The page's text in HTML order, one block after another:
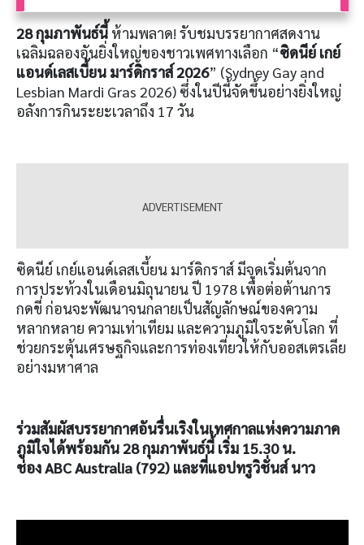
28 กุมภาพันธ์นี้ ห้ามพลาด! รับชมบรรยากาศสดงาน
เฉลิมฉลองอันยิ่งใหญ่ของชาวเพศทางเลือก “ซิดนีย์ เกย์
แอนด์เลสเบี้ยน มาร์ดิกราส์ 2026” (Sydney Gay and
Lesbian Mardi Gras 2026) ซึ่งในปีนี้จัดขึ้นอย่างยิ่งใหญ่
อลังการกินระยะเวลาถึง 17 วัน
ซิดนีย์ เกย์แอนด์เลสเบี้ยน มาร์ดิกราส์ มีจุดเริ่มต้นจาก
การประท้วงในเดือนมิถุนายน ปี 1978 เพื่อต่อต้านการ
กดขี่ ก่อนจะพัฒนาจนกลายเป็นสัญลักษณ์ของความ
หลากหลาย ความเท่าเทียม และความภูมิใจระดับโลก ที่
ช่วยกระตุ้นเศรษฐกิจและการท่องเที่ยวให้กับออสเตรเลีย
อย่างมหาศาล
ร่วมสัมผัสบรรยากาศอันรื่นเริงในเทศกาลแห่งความภาค
ภูมิใจได้พร้อมกัน28กุมภาพันธ์นี้ เริ่ม 15.30น.
ช่องABC Australia (792) และที่แอปทรูวิชั่นส์ นาว